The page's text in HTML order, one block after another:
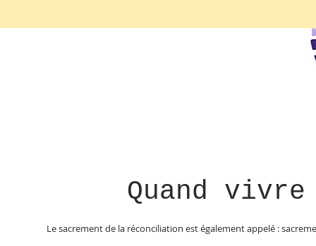
Quand
Le sacrement de la réconciliation est également appelé :